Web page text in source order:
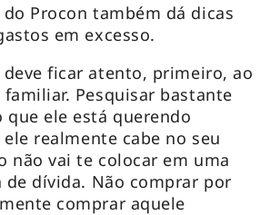
Procon também dá dicas
em excesso.
deve ficar atento, primeiro, ao
Pesquisar bastante
ele está querendo
realmente cabe no seu
não vai te colocar em uma
dívida. Não comprar por
comprar aquele